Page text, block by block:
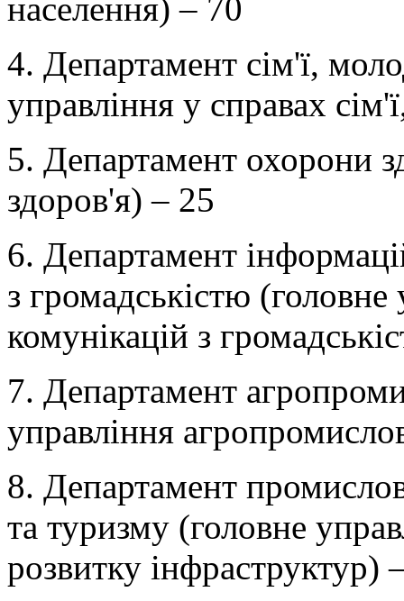
населення) – 70
4. Департамент сім'ї,
управління у справах
5. Департамент охорони
здоров'я) – 25
6. Департамент
з громадськістю (головне
комунікацій з
7. Департамент
управління
8. Департамент
та туризму (головне
розвитку інфраструктур)